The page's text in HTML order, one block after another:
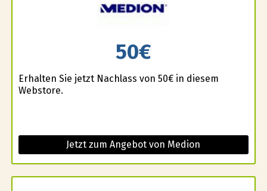
50€
Erhalten Sie jetzt Nachlass von 50€ in diesem
Webstore.
Jetzt zum Angebot von Medion